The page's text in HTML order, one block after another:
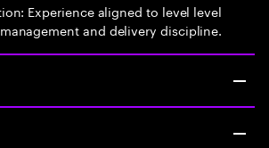
Experience aligned to level level
and delivery discipline.